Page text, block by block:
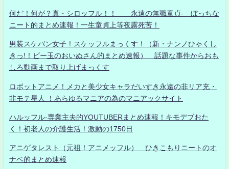
何だ！何が？真・シロッフル！！ 永遠の無職童貞- ぼっちな
ニート的まとめ速報！一生童貞上等夜露死苦！
男装スケバン女子！スケッフルまっくす！（新・ナンノひゃくし
きっ!！ビー玉のおいぬさん的まとめ速報） 話題な事件からおも
しろ動画まで取り上げまっくす
ロボットアニメ！メカと美少女キャラだいすき永遠の非リア充・
非モテ星人 ！あらゆるマニアの為のマニアックサイト
ハルッフル-専業主夫的YOUTUBERまとめ速報！キモデブおた
く！初老人の介護生活！激動の1750日
アニゲタレスト（元祖！アニメッフル） ひきこもりニートのオ
ナベ的まとめ速報